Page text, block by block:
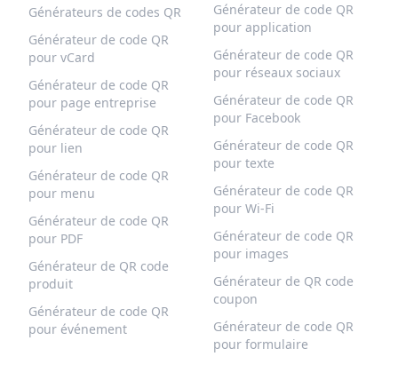
Générateurs de codes QR
Générateur de code QR
pour vCard
Générateur de code QR
pour page entreprise
Générateur de code QR
pour lien
Générateur de code QR
pour menu
Générateur de code QR
pour PDF
Générateur de QR code
produit
Générateur de code QR
pour événement
Générateur de code QR
pour application
Générateur de code QR
pour réseaux sociaux
Générateur de code QR
pour Facebook
Générateur de code QR
pour texte
Générateur de code QR
pour Wi-Fi
Générateur de code QR
pour images
Générateur de QR code
coupon
Générateur de code QR
pour formulaire